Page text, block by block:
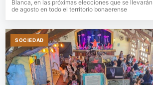
Blanca, en las próximas elecciones que se
de agosto en todo el territorio bonaerense
SOCIEDAD